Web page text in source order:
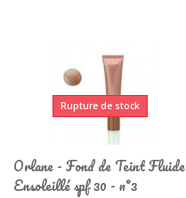
Rupture de stock
Orlane - Fond de Teint Fluide
Ensoleillé spf 30 - n°3